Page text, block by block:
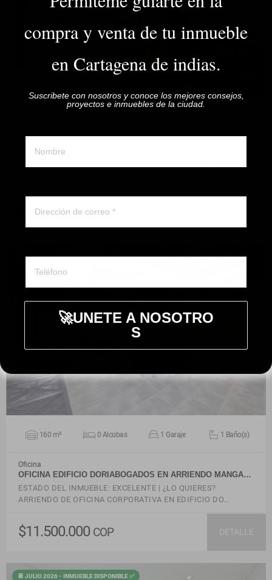
VER DETALLES
Apartamento
EN VENTA APARTAMENTO DE 2 ALCOBAS BAIA KRISTAL Z…
ESTADO DEL INMUEBLE: Excelente | ¿LO QUIERES? Vendemos
$850.000.000COP
📆 JULIO 2026 - INMUEBLE DISPONIBLE ✅
VER DETALLES
160 m² 0 Alcobas 1 Garaje 1 Baño(s)
Oficina
OFICINA EDIFICIO DORIABOGADOS EN ARRIENDO MANGA…
ESTADO DEL INMUEBLE: EXCELENTE | ¿LO QUIERES?
ARRIENDO DE OFICINA CORPORATIVA EN EDIFICIO DO…
$11.500.000 COP DETALLE
📆 JULIO 2026 - INMUEBLE DISPONIBLE ✅
compra y venta de tu inmueble
en Cartagena de indias.
Suscribete con nosotros y conoce los mejores consejos,
proyectos e inmuebles de la ciudad.
🚀UNETE A NOSOTRO
S